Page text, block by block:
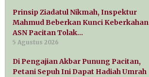
Prinsip Ziadatul Nikmah, Inspektur
Mahmud Beberkan Kunci Keberkahan
ASN Pacitan Tolak…
5 Agustus 2026
Di Pengajian Akbar Punung Pacitan,
Petani Sepuh Ini Dapat Hadiah Umrah